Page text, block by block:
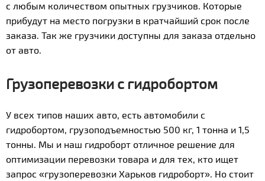
с любым количеством опытных грузчиков. Которые
прибудут на место погрузки в кратчайший срок после
заказа. Так же грузчики доступны для заказа отдельно
от авто.
Грузоперевозки с гидробортом
У всех типов наших авто, есть автомобили с
гидробортом, грузоподъемностью 500 кг, 1 тонна и 1,5
тонны. Мы и наш гидроборт отличное решение для
оптимизации перевозки товара и для тех, кто ищет
запрос «грузоперевозки Харьков гидроборт». Но стоит